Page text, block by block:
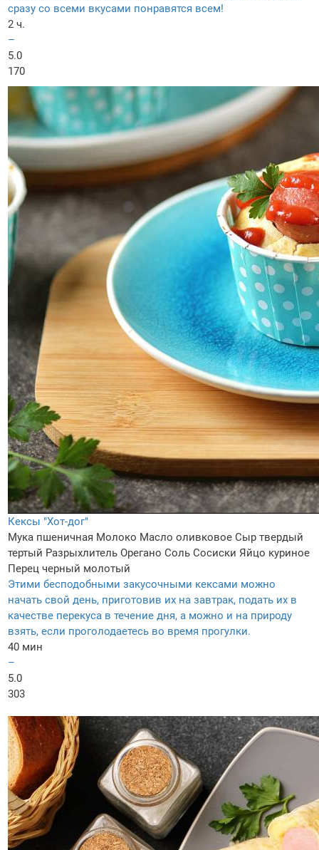
сразу со всеми вкусами понравятся всем!
2 ч.
–
5.0
170
Кексы "Хот-дог"
Мука пшеничная Молоко Масло оливковое Сыр твердый
тертый Разрыхлитель Орегано Соль Сосиски Яйцо куриное
Перец черный молотый
Этими бесподобными закусочными кексами можно
начать свой день, приготовив их на завтрак, подать их в
качестве перекуса в течение дня, а можно и на природу
взять, если проголодаетесь во время прогулки.
40 мин
–
5.0
303